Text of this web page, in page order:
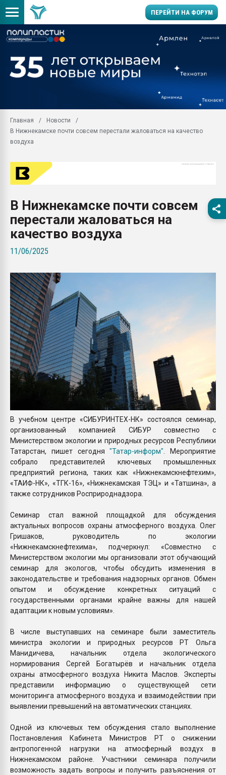
ПЕРЕЙТИ НА ФОРУМ
Вакуум-формовочные
28.07.2026
Всё, что касается
вакуумного
Продам отходы
поликарбоната и АБС-
Главная
Новости
В Нижнекамске почти совсем перестали жаловаться на качество
воздуха
В Нижнекамске почти совсем
перестали жаловаться на
качество воздуха
11/06/2025
В учебном центре «СИБУРИНТЕХ-НК» состоялся семинар,
организованный компанией СИБУР совместно с
Министерством экологии и природных ресурсов Республики
Татарстан, пишет сегодня"Татар-информ" . Мероприятие
собрало представителей ключевых промышленных
предприятий региона, таких как «Нижнекамскнефтехим»,
«ТАИФ-НК», «ТГК-16», «Нижнекамская ТЭЦ» и «Татшина», а
также сотрудников Росприроднадзора.
Семинар стал важной площадкой для обсуждения
актуальных вопросов охраны атмосферного воздуха. Олег
Гришаков, руководитель по экологии
«Нижнекамскнефтехима», подчеркнул: «Совместно с
Министерством экологии мы организовали этот обучающий
семинар для экологов, чтобы обсудить изменения в
законодательстве и требования надзорных органов. Обмен
опытом и обсуждение конкретных ситуаций с
государственными органами крайне важны для нашей
адаптации к новым условиям».
В числе выступавших на семинаре были заместитель
министра экологии и природных ресурсов РТ Ольга
Манидичева, начальник отдела экологического
нормирования Сергей Богатырёв и начальник отдела
охраны атмосферного воздуха Никита Маслов. Эксперты
представили информацию о существующей сети
мониторинга атмосферного воздуха и взаимодействии при
выявлении превышений на автоматических станциях.
Одной из ключевых тем обсуждения стало выполнение
Постановления Кабинета Министров РТ о снижении
антропогенной нагрузки на атмосферный воздух в
Нижнекамском районе. Участники семинара получили
возможность задать вопросы и получить разъяснения от